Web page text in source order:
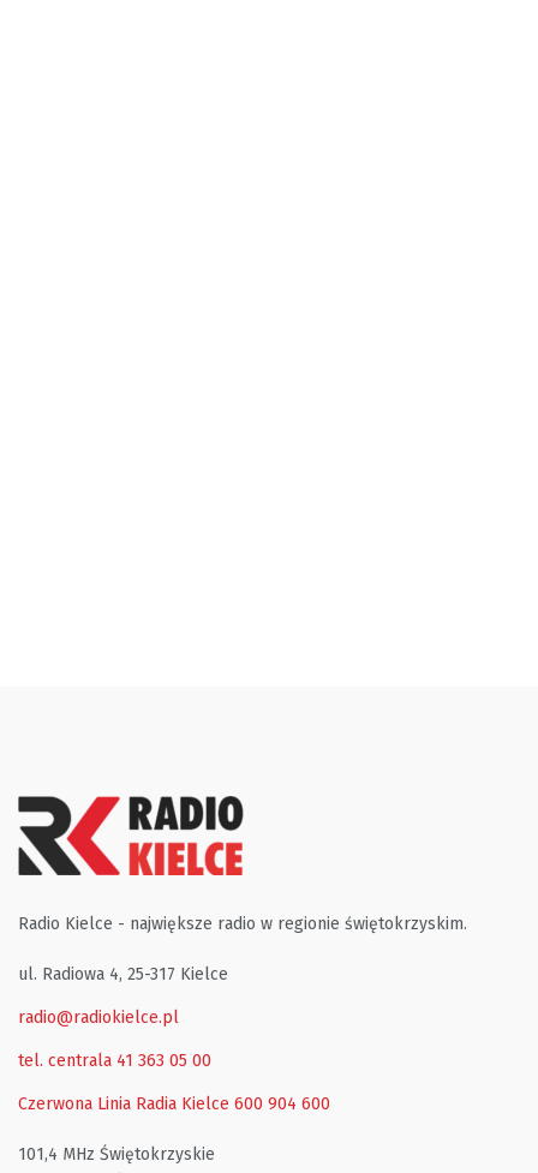
Radio Kielce - największe radio w regionie świętokrzyskim.
ul. Radiowa 4, 25-317 Kielce
radio@radiokielce.pl
tel. centrala 41 363 05 00
Czerwona Linia Radia Kielce 600 904 600
101,4 MHz Świętokrzyskie